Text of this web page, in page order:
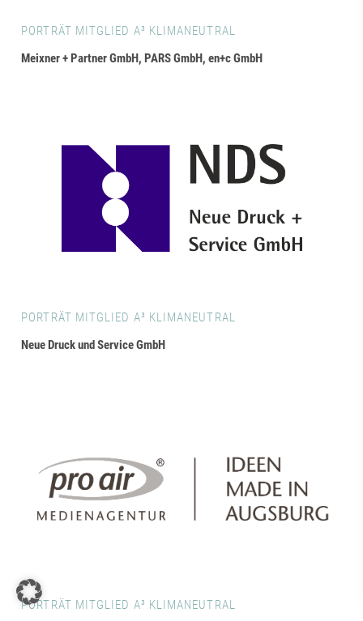
PORTRÄT MITGLIED A³ KLIMANEUTRAL
Meixner + Partner GmbH, PARS GmbH, en+c GmbH
PORTRÄT MITGLIED A³ KLIMANEUTRAL
Neue Druck und Service GmbH
PORTRÄT MITGLIED A³ KLIMANEUTRAL